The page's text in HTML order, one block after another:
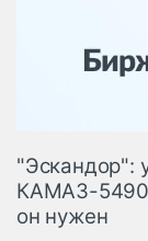
"Эскандор":
КАМАЗ-5490
он нужен